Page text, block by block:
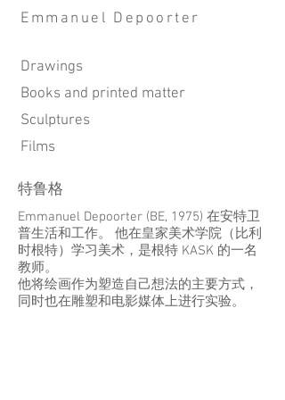
Emmanuel Depoorter
Drawings
Books and printed matter
Sculptures
Film​s
特鲁格
Emmanuel Depoorter (BE, 1975) 在安特卫
普生活和工作。 他在皇家美术学院（比利
时根特）学习美术，是根特 KASK 的一名
教师。
他将绘画作为塑造自己想法的主要方式，
同时也在雕塑和电影媒体上进行实验。